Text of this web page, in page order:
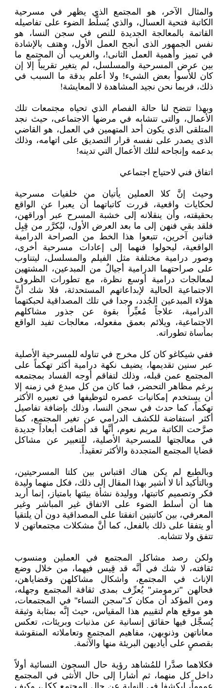
والمثال الآخر، هو المجتمع الذي يظهر في مسرحية
الكاتبة فتحية العسال، والذي يُسلَّط الضوء على تفاصيله
القاتمة بالمعالجة الجديدة للنص في سجن النسا، هو
نفس الجمهور الذى أنجح العمل الأول، وهتف بالإشادة
في تميز وأهمية العمل الثانى!، والغريب أن المجتمع ما
بين عرض المسرحية والمسلسل، لم يتغير تقريباً إلا إن
كان للأسوأ بعض الشيء! ولا أعلم بدقة ما السبب في
ذلك، فربما نحن نجيد المشاهدة لا المعايشة!
وبهذا تتضح لنا حالة الفصام الذي تحياه مجتمعات تلك
الأعمال، والتى تتشابه في مرضها الاجتماعى، حيث نجد
المتلقى الذي يكون أحد المتهمين في العمل، هو القاضي
الذى يصدر على نفسه قرار التصديق على اتهامه، وذلك
بدعمه وإنجاحه لتلك الأعمال التي تدينه!
اتفاق فني لاحتياج اجتماعي
وحيث إنَّ كلا العملين يأتيان من خلفيات مسرحية
لحكايات واقعية، قررت كاتباتهما أن يعبرا عن الواقع
بحقيقته، وأن ينقلانه إلى خشبة المسرح عبر أوراقهن،
فلقد بقي فنهن إلى ما بعد العرض الأول، ليُكرَّر من قِبِل
فنانين آخرين، تتبعوا هذا الخط من الصراحة الدرامية
الواقعية، ليحولوا فنهما إلى إعادات مسرحية أخرى،
وصور درامية مختلفة مثل الفيلم والمسلسل، ليتناوب
على صراحتهما الدرامية أجيالٌ من المبدعين، المشتهين
لمعالجات درامية أوسع نظرة، مع تطورات الظروف
الاجتماعية الحالية لإبداعاتهم المستحدثة، فلا شك أنَّ
هؤلاء المبدعين الجُدد، وجدا في تلك المصداقية لحبكتهما
الدرامية، علاجاً مُعبِّراً بقوة عن جذور مشاكلهم
الاجتماعية، ويلائم بعمق مفعوله، معالجات تفيد الواقع
بمأساة تطوراته.
ففي شيكاغو كان كل مخرج في تناوله للمسرحية الأصلية
عبر سنين تقديمها، يضيف نكهة درامية أكثر تهكماً على
المجتمع عمن قبله، وذلك لتفاقم أوجه الفساد بمجتمعه
برغم مظاهر التحضر، فما كان من كل مبدع في زمنه إلا
أن يستخدم إمكانيات عصره لتوظيفها في تعبيره الأكثر
تهكماً، كما حدث في سجن النسا، وذلك بإضافة تفاصيل
أكثر استفاضة للكشف الدرامي عن تغير المجتمع، كما
صرَّحت الكاتبة مريم نعوم، أنَّها قد أضافت أبعاداً جديدة
في معالجتها للمسرحية الأصلية، للتعبير عن مشاكل
قضايا المجتمع المتجددة والأكثر تعقيداً.
وبالطبع لم يكن هناك اقتباس بين كلتا المسرحيتين،
وبالتأكيد أنا لا أشير بهذا المقال إلى ذلك، فكل منهما وليدة
فكر وتصميم كاتبتها، ووليدة نشأة بيئتها بامتياز، إنما أريد
هنا أن أسلط الضوء على الاتفاق غير المباشر وغير
المعرفي، بين كاتبتين اتفقتا على المصداقية دون أن يلتقيا
أو يتفقا على ذلك بالفعل، كما أنَّ مشكلات مجتمعاتهن لا
تتفق ولا تتشابه.
ولكن رصد مشاكل المجتمع في العملين ومنسوب
ثقافته، لا شك في أنَّه قد قِيس فيهما، من خلال وضع
الإناث في المجتمع، وأشكال مشاكلهن وقضاياهن،
فحالهن "ترمومتر" يُعرِّف بمدى ثقافة المجتمع وجهله،
ومن المؤكد أن مكان كـ"سجن النساء" في المجتمعات،
هو موقع هام لتقييم هذا المقياس، حيث إنَّه بمثابة وثيقة
يُسجَّل فيها حقائق إنسانية عن مذنبات وبريئات، تعكس
معاناتهن وذنوبهن، مفاهيم المجتمع وتعاملاته المنقوشة
بقصصٍ على أياديهن البريئة منها والآثمة.
فكلاهما صدَّرا للمُشاهد رؤية حال السجون النسائية أولاً
داخل كل منهما، ثم أشارا إلى حال الأنثى في المجتمع